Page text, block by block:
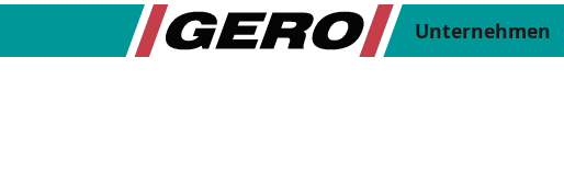
Unternehmen